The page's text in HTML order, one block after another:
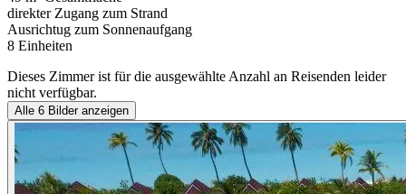
direkter Zugang zum Strand
Ausrichtug zum Sonnenaufgang
8 Einheiten
Dieses Zimmer ist für die ausgewählte Anzahl an Reisenden leider
nicht verfügbar.
Alle 6 Bilder anzeigen